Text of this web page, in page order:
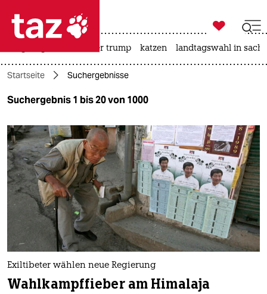
 taz zahl ich
taz zahl ich
themen
politik
öko
gesellschaft
kultur
sport
berlin

taz zahl ich
usa unter trump katzen landtagswahl in
Startseite Suchergebnisse
Suchergebnis 1 bis 20 von 1000
Exiltibeter wählen neue Regierung
Wahlkampffieber am Himalaja